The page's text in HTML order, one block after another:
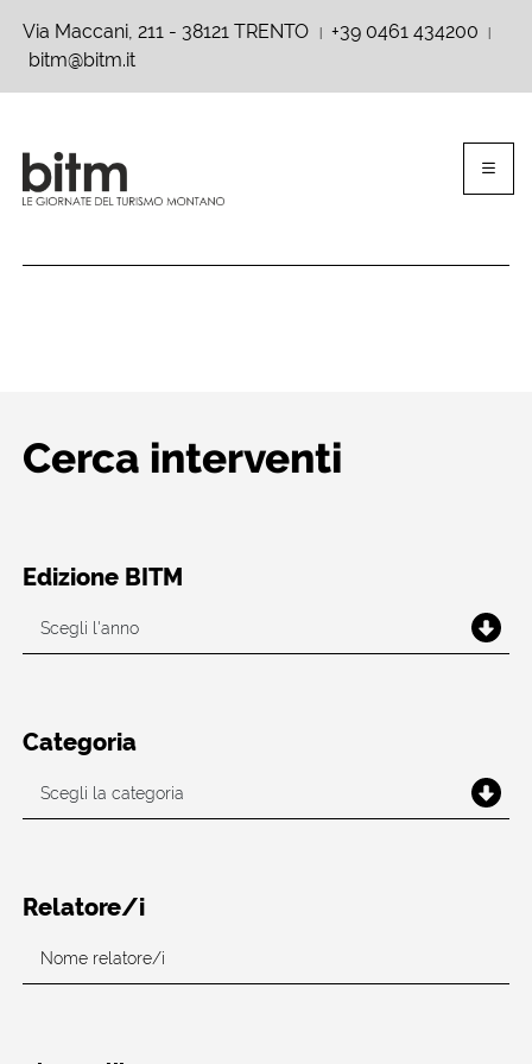
Via Maccani, 211 - 38121 TRENTO +39 0461 434200
bitm@bitm.it
Cerca interventi
Edizione BITM
Categoria
Relatore/i